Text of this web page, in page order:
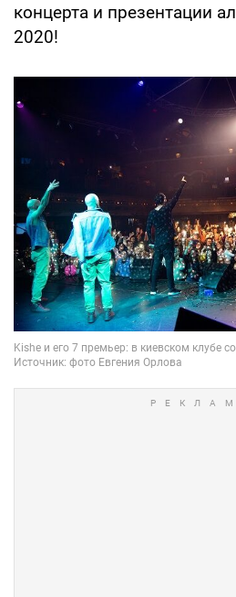
концерта и презентации
2020!